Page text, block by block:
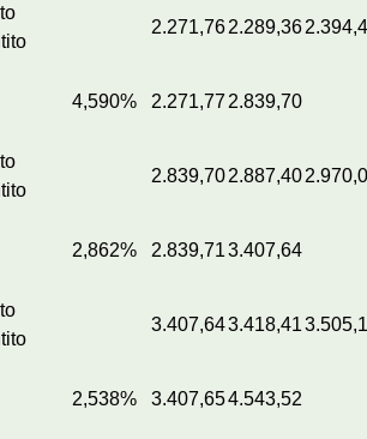
2.271,762.289,36
4,590% 2.271,77 2.839,70
2.839,702.887,40
2,862% 2.839,713.407,64
3.407,643.418,41
2,538% 3.407,654.543,52